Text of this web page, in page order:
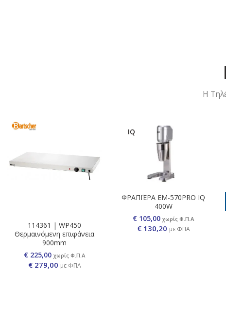
Η
114361 | WP450
Θερμαινόμενη επιφάνεια
900mm
€279,00 με ΦΠΑ
€ 225,00 χωρίς Φ.Π.Α
IQ
ΦΡΑΠΙΈΡΑ EM-570PRO IQ
400W
€130,20 με ΦΠΑ
€ 105,00 χωρίς Φ.Π.Α